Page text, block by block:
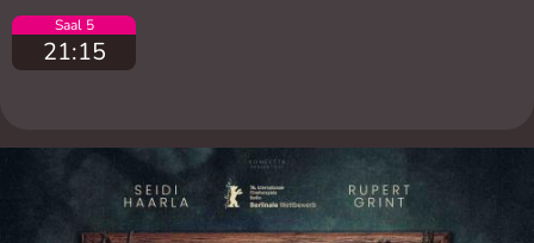
Saal 5
21:15